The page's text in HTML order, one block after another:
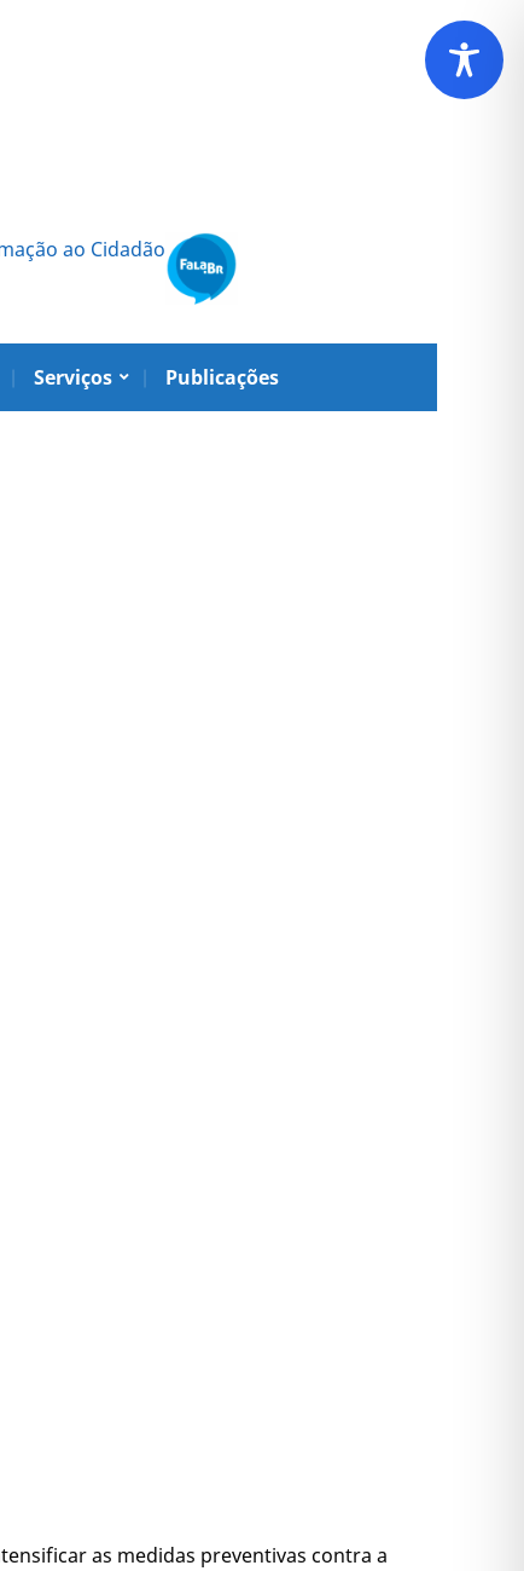
ao Cidadão
Serviços Publicações
as medidas preventivas contra a